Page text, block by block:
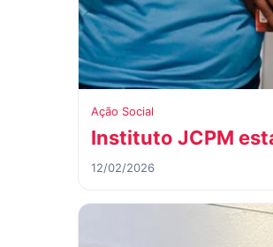
Ação Social
Instituto JCPM
12/02/2026